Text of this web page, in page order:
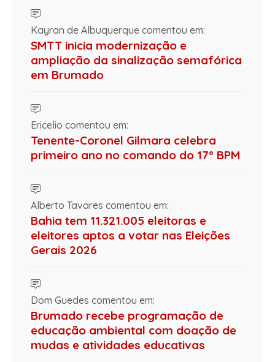
Kayran de Albuquerque comentou em:
SMTT inicia modernização e
ampliação da sinalização semafórica
em Brumado
Ericelio comentou em:
Tenente-Coronel Gilmara celebra
primeiro ano no comando do 17º BPM
Alberto Tavares comentou em:
Bahia tem 11.321.005 eleitoras e
eleitores aptos a votar nas Eleições
Gerais 2026
Dom Guedes comentou em:
Brumado recebe programação de
educação ambiental com doação de
mudas e atividades educativas